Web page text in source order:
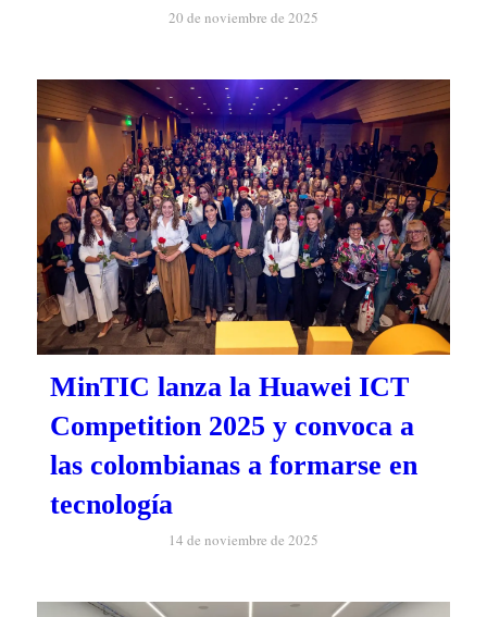
20 de noviembre de 2025
MinTIC lanza la Huawei ICT
Competition 2025 y convoca a
las colombianas a formarse en
tecnología
14 de noviembre de 2025